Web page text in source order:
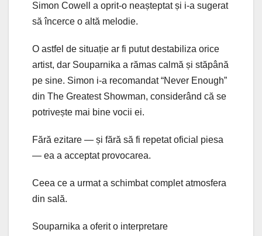
Simon Cowell a oprit-o neașteptat și i-a sugerat
să încerce o altă melodie.
O astfel de situație ar fi putut destabiliza orice
artist, dar Souparnika a rămas calmă și stăpână
pe sine. Simon i-a recomandat “Never Enough”
din The Greatest Showman, considerând că se
potrivește mai bine vocii ei.
Fără ezitare — și fără să fi repetat oficial piesa
— ea a acceptat provocarea.
Ceea ce a urmat a schimbat complet atmosfera
din sală.
Souparnika a oferit o interpretare